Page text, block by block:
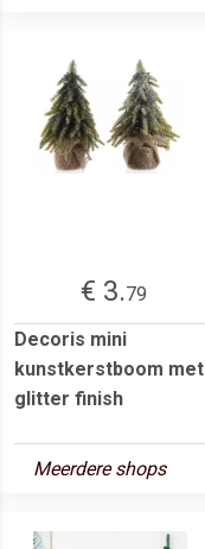
€ 3.79
Decoris mini
kunstkerstboom met
glitter finish
Meerdere shops